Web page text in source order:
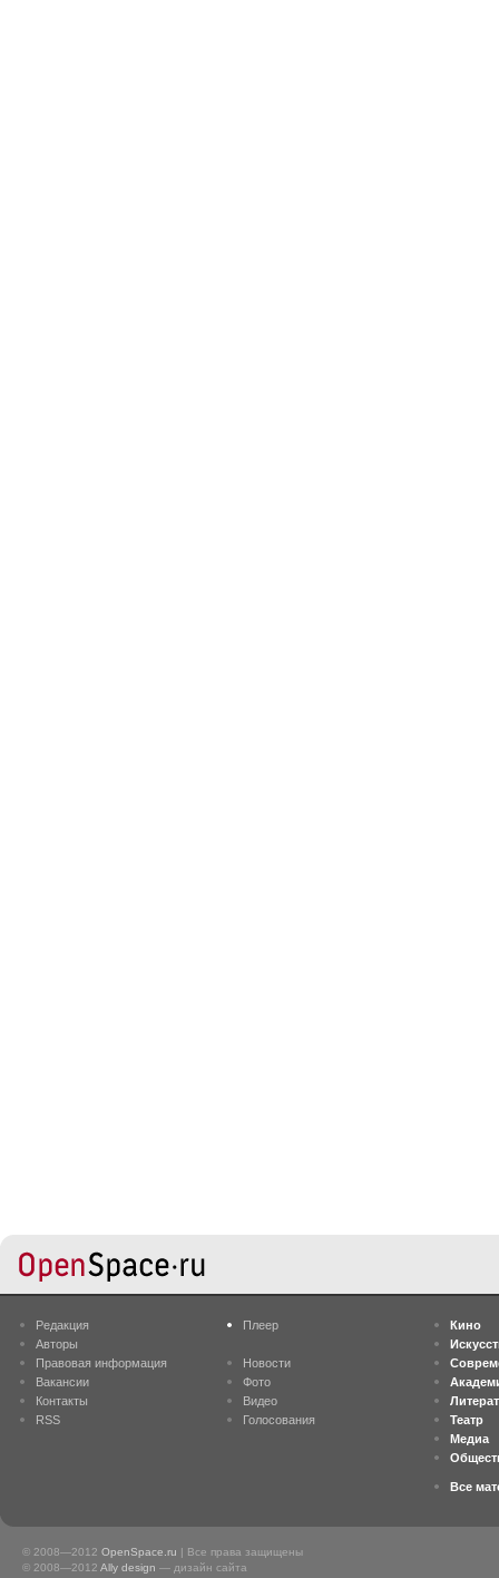
Редакция
Авторы
Правовая информация
Вакансии
Контакты
RSS
Плеер
Новости
Фото
Видео
Голосования
Кино
Театр
Медиа
Все
© 2008—2012 OpenSpace.ru | Все права защищены
© 2008—2012 Ally design — дизайн сайта